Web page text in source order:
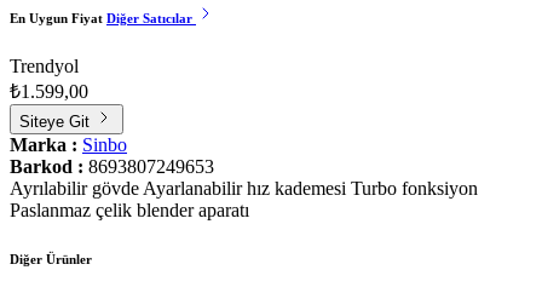
En Uygun Fiyat Diğer Satıcılar
Trendyol
₺1.599,00
Siteye Git
Marka : Sinbo
Barkod : 8693807249653
Ayrılabilir gövde Ayarlanabilir hız kademesi Turbo fonksiyon
Paslanmaz çelik blender aparatı
Diğer Ürünler